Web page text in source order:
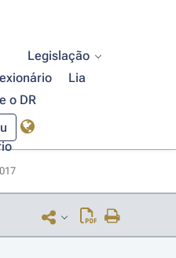
Legislação
Lia
o DR